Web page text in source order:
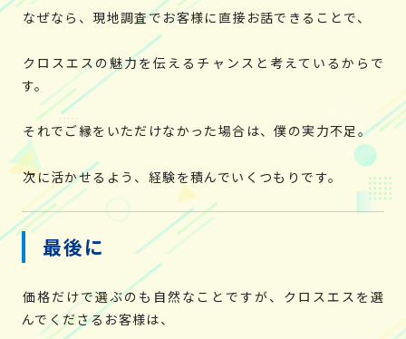
なぜなら、現地調査でお客様に直接お話できることで、
クロスエスの魅力を伝えるチャンスと考えているからで
す。
それでご縁をいただけなかった場合は、僕の実力不足。
次に活かせるよう、経験を積んでいくつもりです。
最後に
価格だけで選ぶのも自然なことですが、クロスエスを選
んでくださるお客様は、